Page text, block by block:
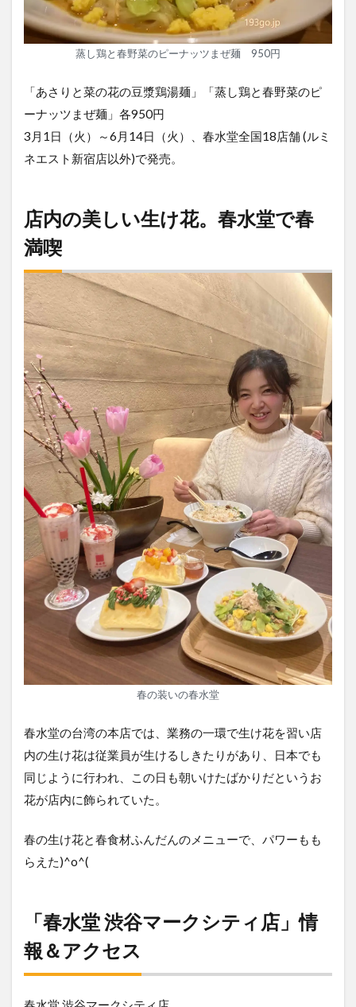
蒸し鶏と春野菜のピーナッツまぜ麺 950円
「あさりと菜の花の豆漿鶏湯麺」「蒸し鶏と春野菜のピ
ーナッツまぜ麺」各950円
3月1日（火）～6月14日（火）、春水堂全国18店舗 (ルミ
ネエスト新宿店以外)で発売。
店内の美しい生け花。春水堂で春
満喫
春の装いの春水堂
春水堂の台湾の本店では、業務の一環で生け花を習い店
内の生け花は従業員が生けるしきたりがあり、日本でも
同じように行われ、この日も朝いけたばかりだというお
花が店内に飾られていた。
春の生け花と春食材ふんだんのメニューで、パワーもも
らえた)^o^(
「春水堂 渋谷マークシティ店」情
報＆アクセス